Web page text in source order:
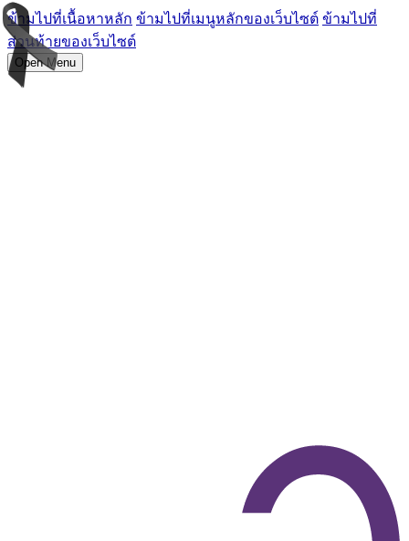
ข้ามไปที่เนื้อหาหลัก ข้ามไปที่เมนูหลักของเว็บไซต์ ข้ามไปที่
ส่วนท้ายของเว็บไซต์
Open Menu